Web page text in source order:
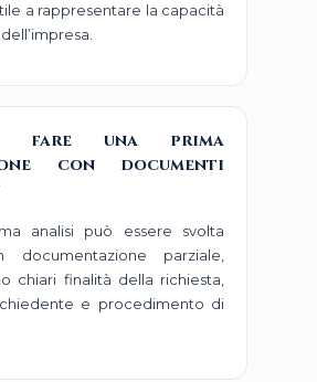
a rappresentare la capacità
fare una prima
con documenti
analisi può essere svolta
documentazione parziale,
chiari finalità della richiesta,
e procedimento di